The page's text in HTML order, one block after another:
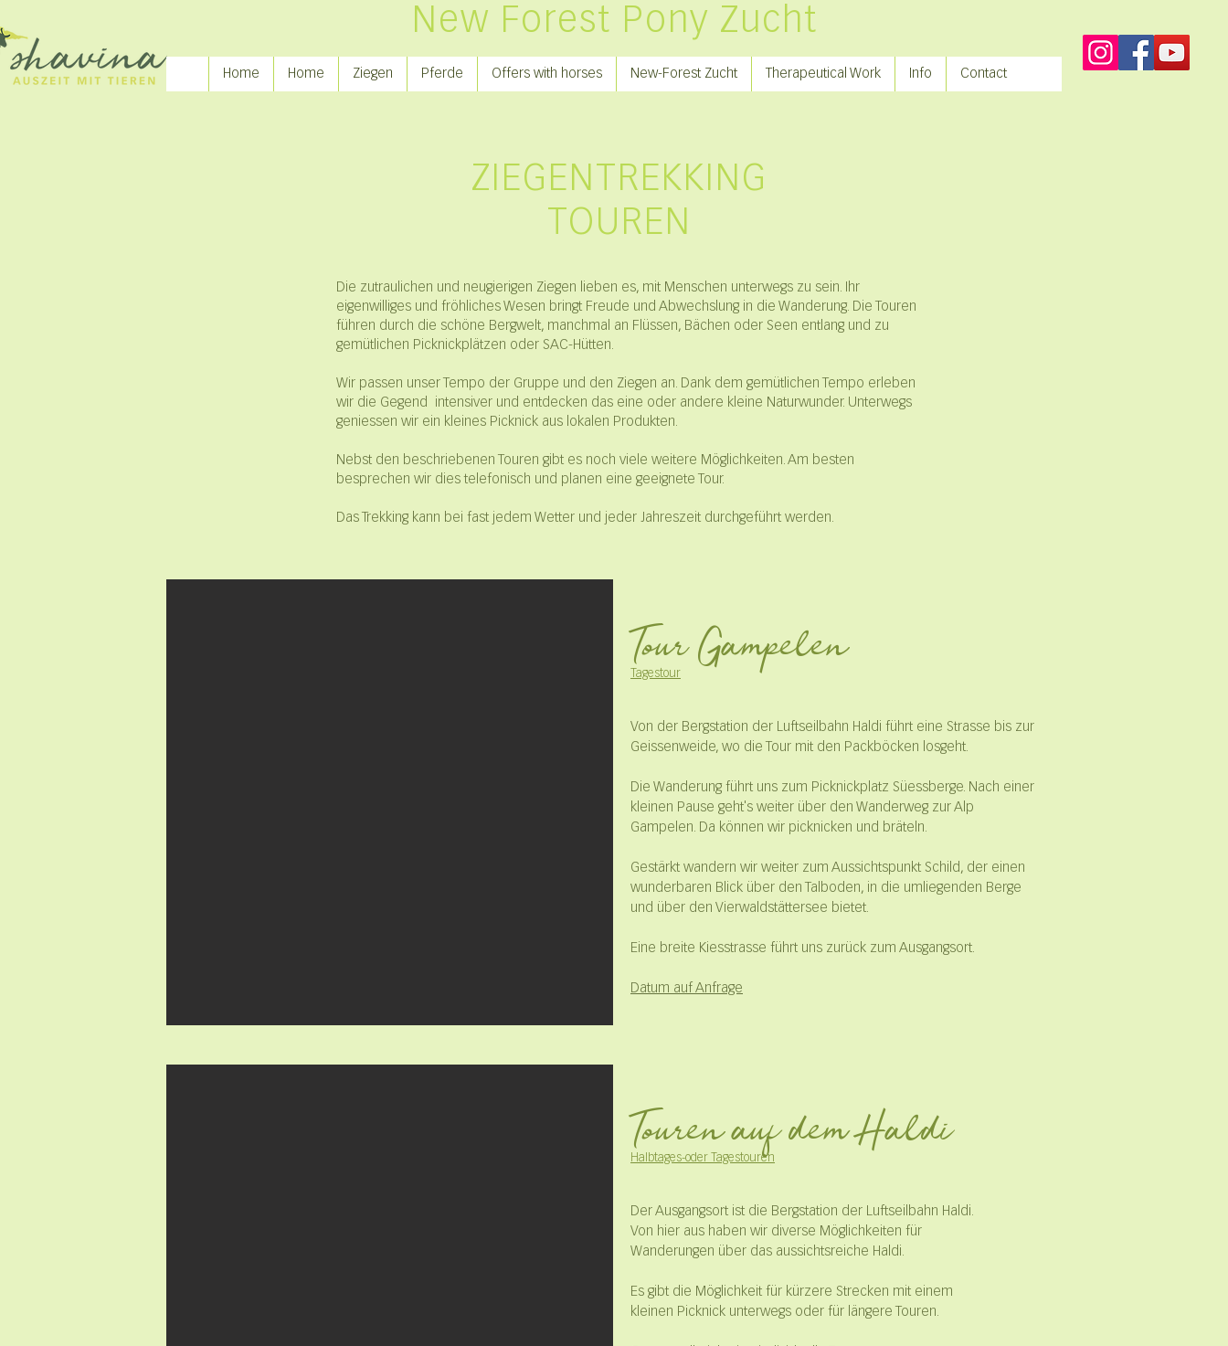
Home Home Ziegen Pferde Offers with horses New-Forest Zucht Therapeutical Work Info Contact
New Forest Pony Zucht
ZIEGENTREKKING
TOUREN
Die zutraulichen und neugierigen Ziegen lieben es, mit Menschen unterwegs zu sein. Ihr
eigenwilliges und fröhliches Wesen bringt Freude und Abwechslung in die Wanderung. Die Touren
führen durch die schöne Bergwelt, manchmal an Flüssen, Bächen oder Seen entlang und zu
gemütlichen Picknickplätzen oder SAC-Hütten.
Wir passen unser Tempo der Gruppe und den Ziegen an. Dank dem gemütlichen Tempo erleben
wir die Gegend intensiver und entdecken das eine oder andere kleine Naturwunder. Unterwegs
geniessen wir ein kleines Picknick aus lokalen Produkten.
Nebst den beschriebenen Touren gibt es noch viele weitere Möglichkeiten. Am besten
besprechen wir dies telefonisch und planen eine geeignete Tour.
Das Trekking kann bei fast jedem Wetter und jeder Jahreszeit durchgeführt werden.
TourGampelen
Tagestour
Von der Bergstation der Luftseilbahn Haldi führt eine Strasse bis zur
Geissenweide, wo die Tour mit den Packböcken losgeht.
Die Wanderung führt uns zum Picknickplatz Süessberge. Nach einer
kleinen Pause geht's weiter über den Wanderweg zur Alp
Gampelen. Da können wir picknicken und bräteln.
Gestärkt wandern wir weiter zum Aussichtspunkt Schild, der einen
wunderbaren Blick über den Talboden, in die umliegenden Berge
und über den Vierwaldstättersee bietet.
Eine breite Kiesstrasse führt uns zurück zum Ausgangsort.
Datum auf Anfrage
Touren auf dem Haldi
Halbtages-oder Tagestouren
Der Ausgangsort ist die Bergstation der Luftseilbahn Haldi.
Von hier aus haben wir diverse Möglichkeiten für
Wanderungen über das aussichtsreiche Haldi.
Es gibt die Möglichkeit für kürzere Strecken mit einem
kleinen Picknick unterwegs oder für längere Touren.